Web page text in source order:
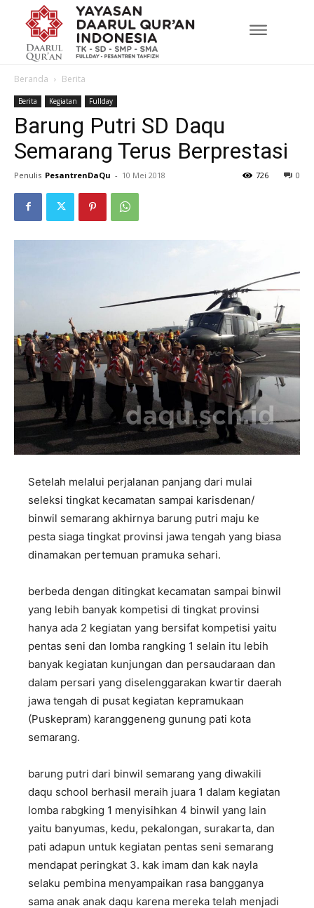
Beranda Berita
Berita Kegiatan Fullday
Barung Putri SD Daqu
Semarang Terus Berprestasi
Penulis PesantrenDaQu - 10 Mei 2018 0
726
Setelah melalui perjalanan panjang dari mulai
seleksi tingkat kecamatan sampai karisdenan/
binwil semarang akhirnya barung putri maju ke
pesta siaga tingkat provinsi jawa tengah yang biasa
dinamakan pertemuan pramuka sehari.
berbeda dengan ditingkat kecamatan sampai binwil
yang lebih banyak kompetisi di tingkat provinsi
hanya ada 2 kegiatan yang bersifat kompetisi yaitu
pentas seni dan lomba rangking 1 selain itu lebih
banyak kegiatan kunjungan dan persaudaraan dan
dalam persari yang diselenggarakan kwartir daerah
jawa tengah di pusat kegiatan kepramukaan
(Puskepram) karanggeneng gunung pati kota
semarang.
barung putri dari binwil semarang yang diwakili
daqu school berhasil meraih juara 1 dalam kegiatan
lomba rabgking 1 menyisihkan 4 binwil yang lain
yaitu banyumas, kedu, pekalongan, surakarta, dan
pati adapun untuk kegiatan pentas seni semarang
mendapat peringkat 3. kak imam dan kak nayla
selaku pembina menyampaikan rasa bangganya
sama anak anak daqu karena mereka telah menjadi